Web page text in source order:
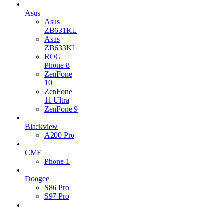
Asus
Asus
ZB631KL
Asus
ZB633KL
ROG
Phone 8
ZenFone
10
ZenFone
11 Ultra
ZenFone 9
Blackview
A200 Pro
CMF
Phone 1
Doogee
S86 Pro
S97 Pro